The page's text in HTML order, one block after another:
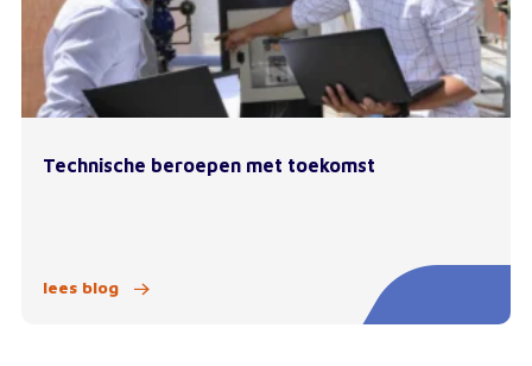
Technische beroepen met toekomst
lees blog